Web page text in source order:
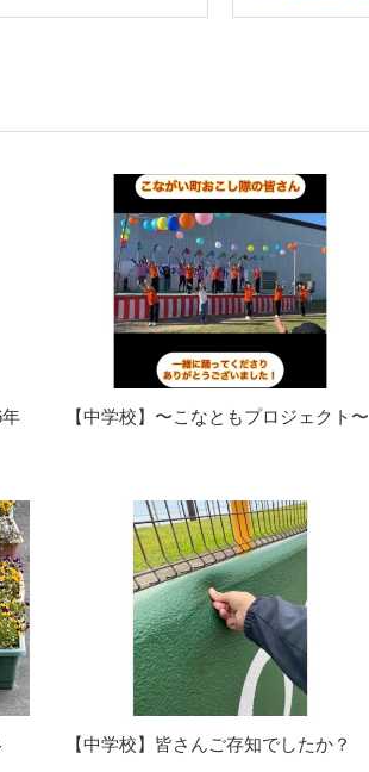
【中学校】〜こなともプロジェクト〜
【中学校】皆さんご存知でしたか？